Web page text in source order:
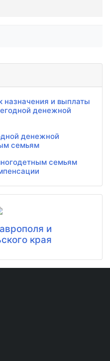
назначения и выплаты
денежной
денежной
семьям
семьям
и
края